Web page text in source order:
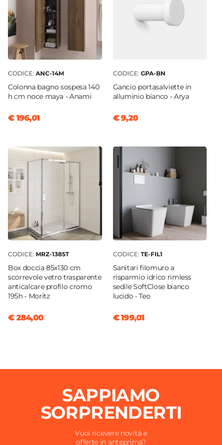
Finitura Lavabo
Opaca
Dimensione Lavabo
141 x 46 cm
54,2 x 30,4 cm
Profondità Vasca
Posizione Lavabo
Predisposizione Fori
Predisposizione monoforo
Non inclusa
Caratteristiche Specchio
Specchio
Incluso
Tipologia Specchio
Filolucido
Dimensione Specchio
CODICE: ANC-14M
Colonna bagno sospesa 140
h cm noce maya - Anami
€ 196,01
CODICE: GPA-BN
Gancio portasalviette in
alluminio bianco - Arya
€ 9,20
CODICE: MRZ-1385T
Box doccia 85x130 cm
scorrevole vetro trasparente
anticalcare profilo cromo
195h - Moritz
€ 284,00
CODICE: TE-FIL1
Sanitari filomuro a
risparmio idrico rimless
sedile SoftClose bianco
lucido - Teo
€ 199,01
SAPPIAMO
SORPRENDERTI
Vuoi ricevere novità e
offerte in anteprima?